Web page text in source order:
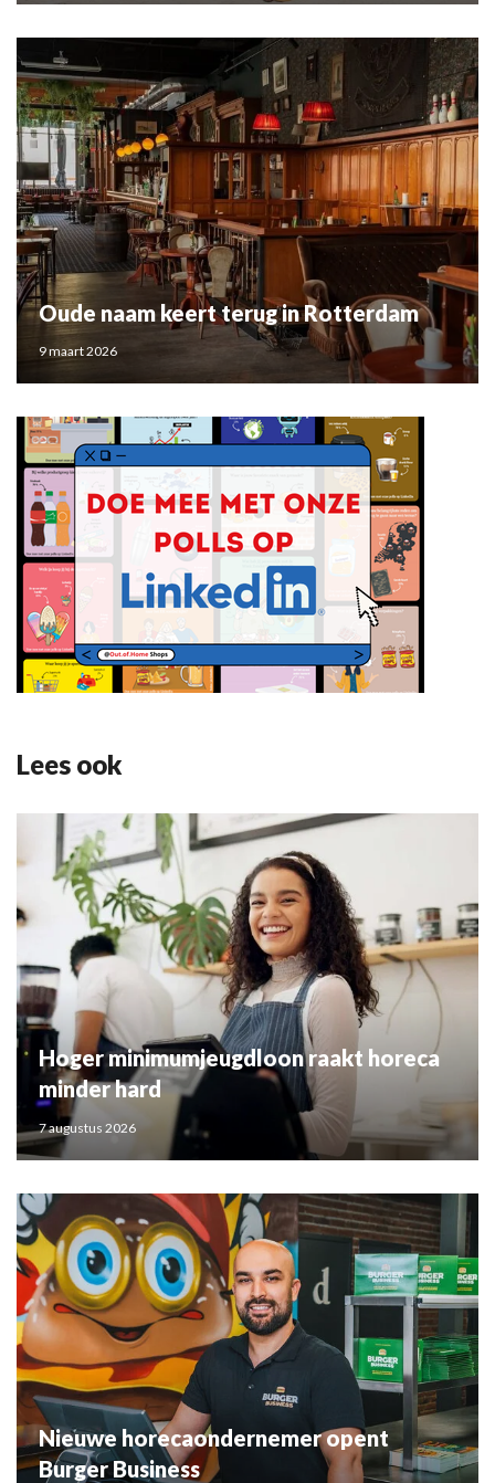
Oude naam keert terug in Rotterdam
9 maart 2026
Lees ook
Hoger minimumjeugdloon raakt horeca
minder hard
7 augustus 2026
Nieuwe horecaondernemer opent
Burger Business